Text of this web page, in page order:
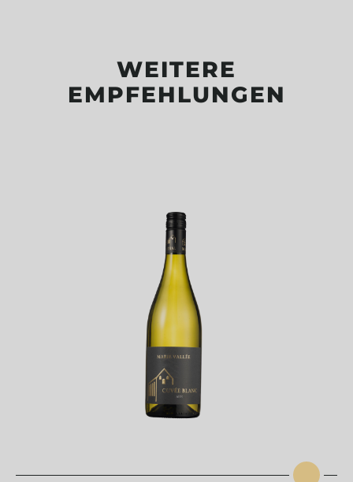
WEITERE
EMPFEHLUNGEN